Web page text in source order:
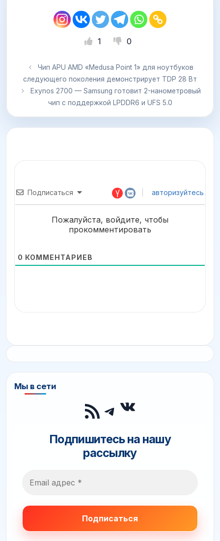
1 0
Чип APU AMD «Medusa Point 1» для ноутбуков
следующего поколения демонстрирует TDP 28 Вт
Exynos 2700 — Samsung готовит 2-нанометровый
чип с поддержкой LPDDR6 и UFS 5.0
Подписаться авторизуйтесь
Пожалуйста, войдите, чтобы
прокомментировать
0 КОММЕНТАРИЕВ
Мы в сети
RSS-лента
Telegram
ВКонтакте
Подпишитесь на нашу
рассылку